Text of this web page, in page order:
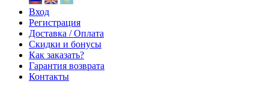
Вход
Регистрация
Доставка / Оплата
Скидки и бонусы
Как заказать?
Гарантия возврата
Контакты